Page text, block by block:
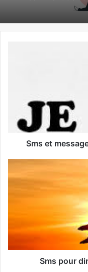
Sms j’ai rêvé
Sms et
Sms pour